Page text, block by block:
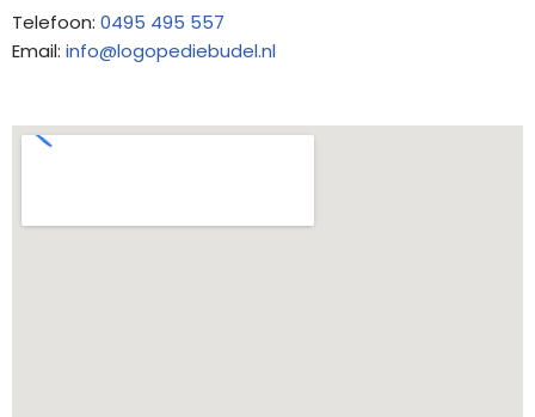
Telefoon: 0495 495 557
Email: info@logopediebudel.nl